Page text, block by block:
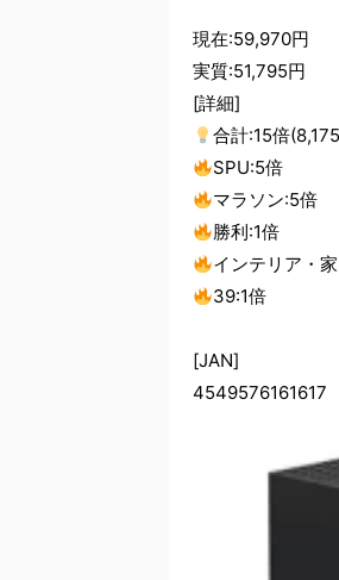
現在:59,970円
実質:51,795円
[詳細]
合計:15倍
SPU:5倍
マラソン:5倍
勝利:1倍
インテリア・
39:1倍
[JAN]
4549576161617